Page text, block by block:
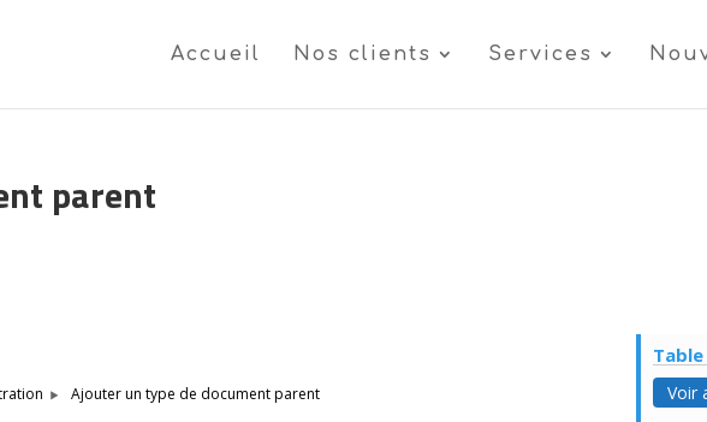
Accueil Nos clients Services
parent
Ajouter un type de document parent
Voir